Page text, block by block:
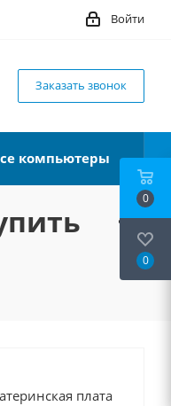
Войти
Заказать звонок
компьютеры
плата
0
0